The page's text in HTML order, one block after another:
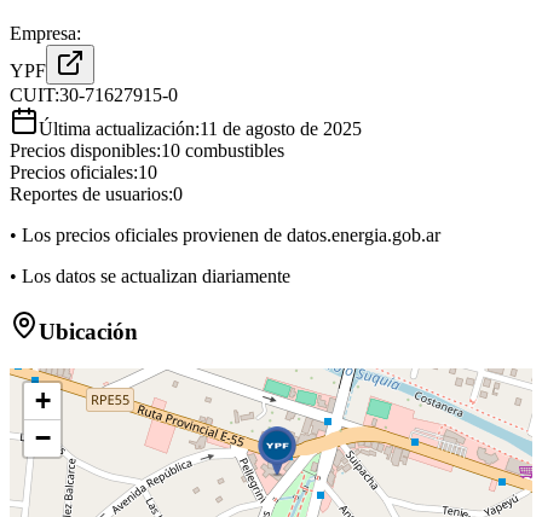
Empresa:
YPF
CUIT:30-71627915-0
Última actualización:11 de agosto de 2025
Precios disponibles:10 combustibles
Precios oficiales:10
Reportes de usuarios:0
• Los precios oficiales provienen de datos.energia.gob.ar
• Los datos se actualizan diariamente
Ubicación
+
−